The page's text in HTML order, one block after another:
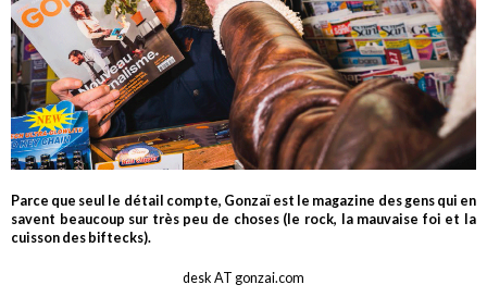
Parce que seul le détail compte, Gonzaï est le magazine des gens qui en
savent beaucoup sur très peu de choses (le rock, la mauvaise foi et la
cuisson des biftecks).
desk AT gonzai.com